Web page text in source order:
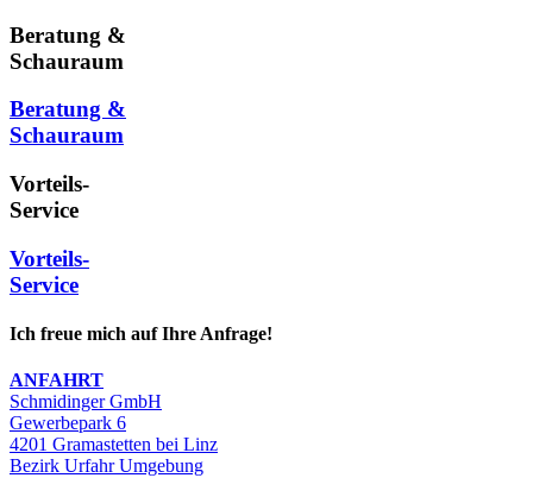
Beratung &
Schauraum
Beratung &
Schauraum
Vorteils-
Service
Vorteils-
Service
Ich freue mich auf Ihre Anfrage!
ANFAHRT
Schmidinger GmbH
Gewerbepark 6
4201 Gramastetten bei Linz
Bezirk Urfahr Umgebung